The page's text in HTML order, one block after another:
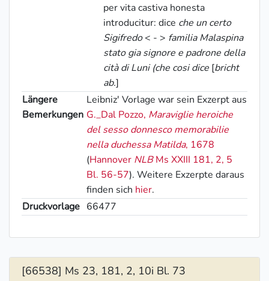
per vita castiva honesta
introducitur: dice che un certo
Sigifredo< - > familia Malaspina
stato gia signore e padrone della
cità di Luni (che cosi dice [bricht
ab.]
Längere
Bemerkungen
Leibniz' Vorlage war sein Exzerpt aus
G._Dal Pozzo, Maraviglie heroiche
del sesso donnesco memorabilie
nella duchessa Matilda, 1678
(Hannover NLBMs XXIII 181, 2, 5
Bl. 56-57). Weitere Exzerpte daraus
finden sich hier.
Druckvorlage 66477
[66538] Ms 23, 181, 2, 10i Bl. 73